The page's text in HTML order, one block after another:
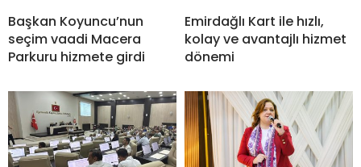
Başkan Koyuncu’nun
seçim vaadi Macera
Parkuru hizmete girdi
Emirdağlı Kart ile hızlı,
kolay ve avantajlı hizmet
dönemi